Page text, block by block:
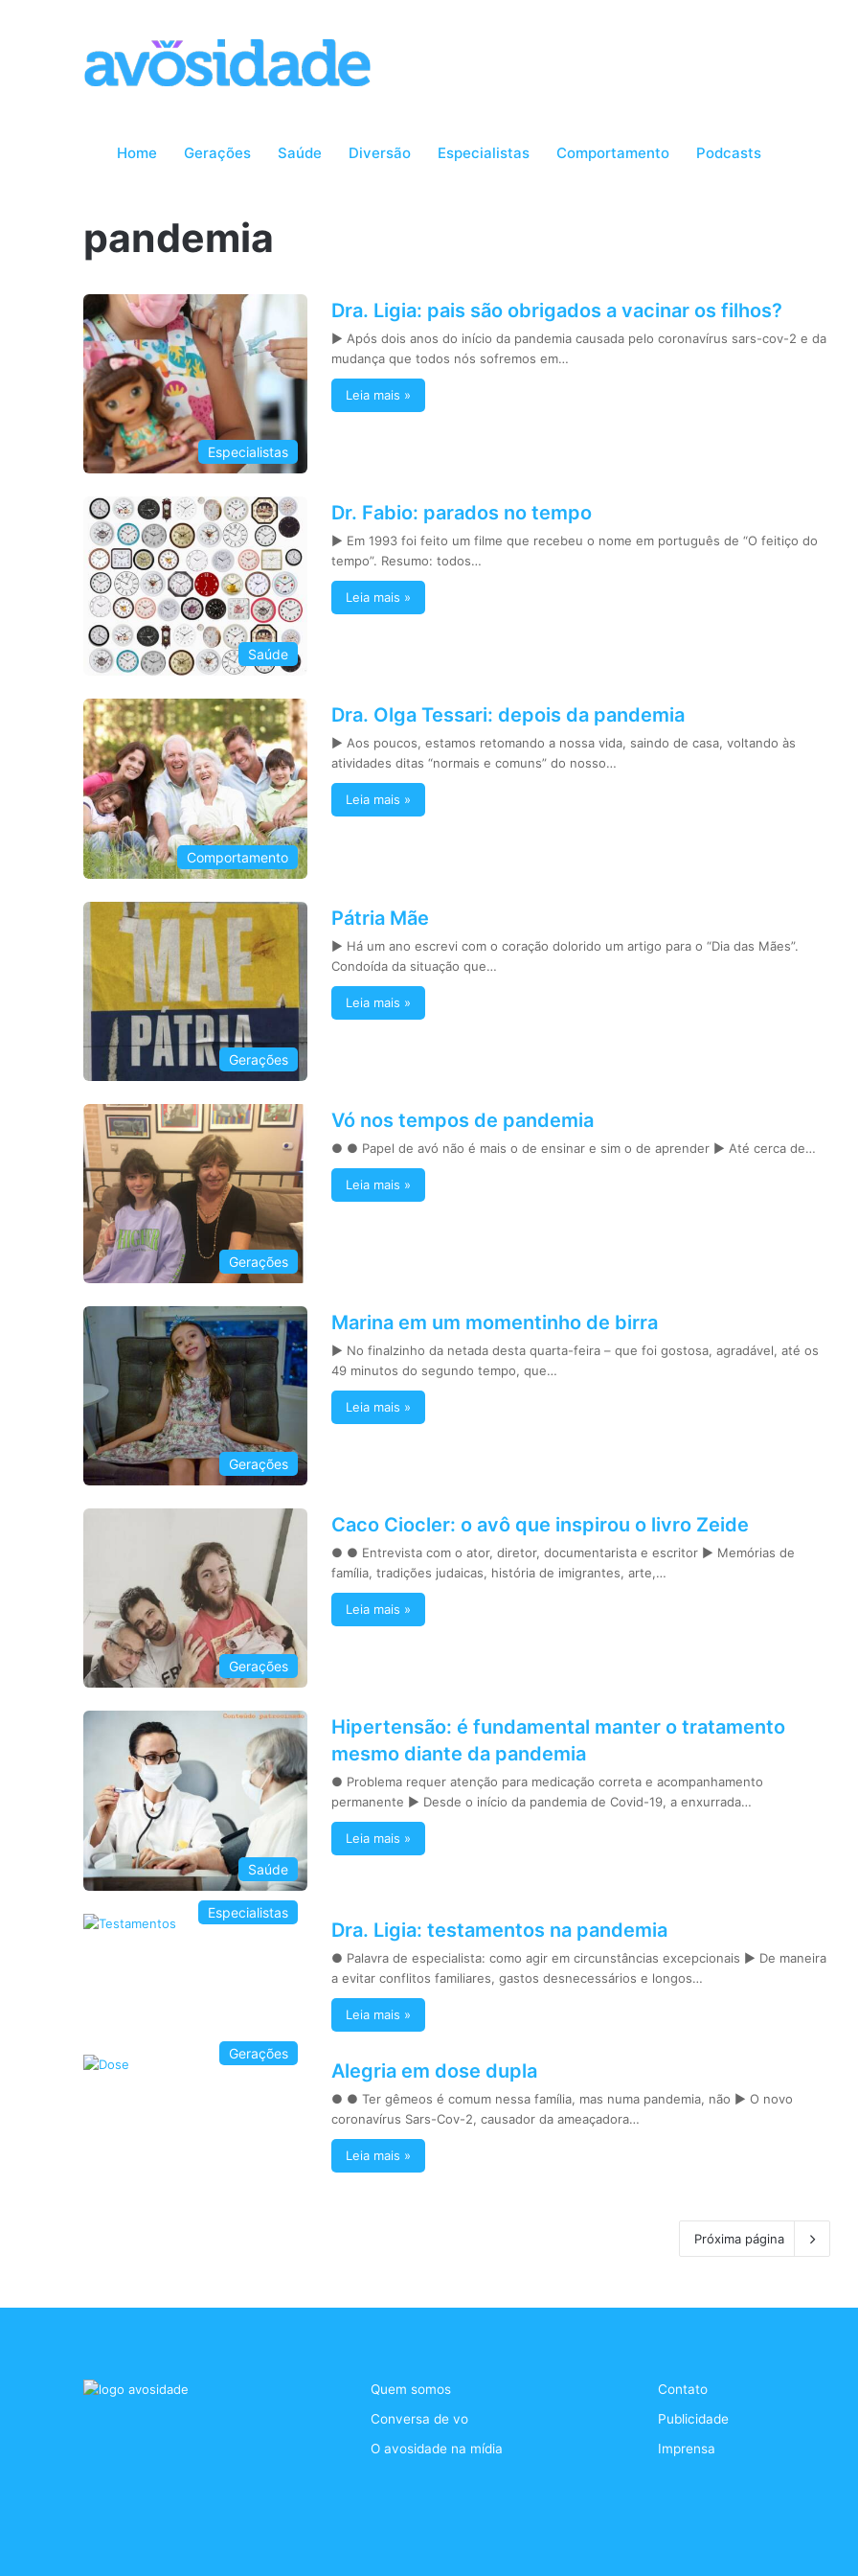
Home Gerações Saúde Diversão Especialistas Comportamento Podcasts
pandemia
Especialistas
Dra. Ligia: pais são obrigados a vacinar os filhos?
► Após dois anos do início da pandemia causada pelo coronavírus sars-cov-2 e da
mudança que todos nós sofremos em…
Leia mais »
Saúde
Dr. Fabio: parados no tempo
► Em 1993 foi feito um filme que recebeu o nome em português de “O feitiço do
tempo”. Resumo: todos…
Leia mais »
Comportamento
Dra. Olga Tessari: depois da pandemia
► Aos poucos, estamos retomando a nossa vida, saindo de casa, voltando às
atividades ditas “normais e comuns” do nosso…
Leia mais »
Gerações
Pátria Mãe
► Há um ano escrevi com o coração dolorido um artigo para o “Dia das Mães”.
Condoída da situação que…
Leia mais »
Gerações
Vó nos tempos de pandemia
● ● Papel de avó não é mais o de ensinar e sim o de aprender ► Até cerca de…
Leia mais »
Gerações
Marina em um momentinho de birra
► No finalzinho da netada desta quarta-feira – que foi gostosa, agradável, até os
49 minutos do segundo tempo, que…
Leia mais »
Gerações
Caco Ciocler: o avô que inspirou o livro Zeide
● ● Entrevista com o ator, diretor, documentarista e escritor ► Memórias de
família, tradições judaicas, história de imigrantes, arte,…
Leia mais »
Saúde
Hipertensão: é fundamental manter o tratamento
mesmo diante da pandemia
● Problema requer atenção para medicação correta e acompanhamento
permanente ► Desde o início da pandemia de Covid-19, a enxurrada…
Leia mais »
Especialistas
Dra. Ligia: testamentos na pandemia
● Palavra de especialista: como agir em circunstâncias excepcionais ► De maneira
a evitar conflitos familiares, gastos desnecessários e longos…
Leia mais »
Gerações
Alegria em dose dupla
● ● Ter gêmeos é comum nessa família, mas numa pandemia, não ► O novo
coronavírus Sars-Cov-2, causador da ameaçadora…
Leia mais »
Próxima página
Quem somos
Conversa de vo
O avosidade na mídia
Contato
Publicidade
Imprensa